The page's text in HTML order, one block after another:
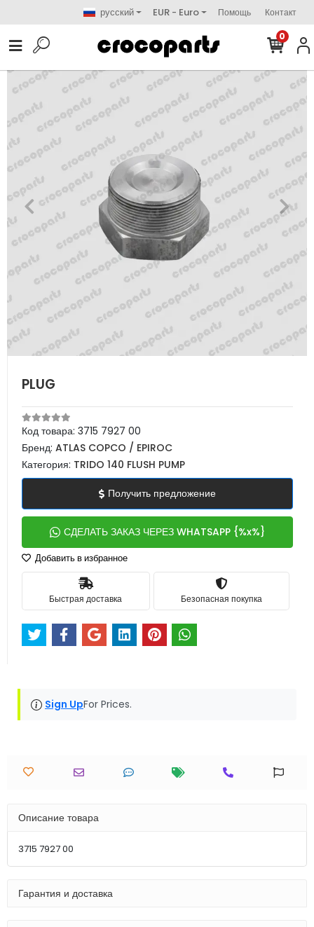
русский EUR - Euro Помощь Контакт
0
PLUG
Код товара: 3715 7927 00
Бренд: ATLAS COPCO / EPIROC
Категория: TRIDO 140 FLUSH PUMP
Получить предложение
СДЕЛАТЬ ЗАКАЗ ЧЕРЕЗ WHATSAPP {%x%}
Добавить в избранное
Быстрая доставка Безопасная покупка
Sign UpFor Prices.
Описание товара
3715 7927 00
Гарантия и доставка